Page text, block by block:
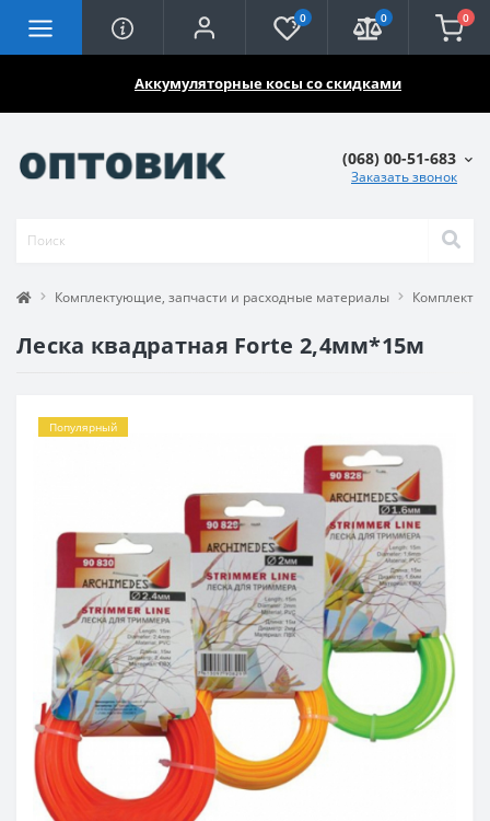
Аккумуляторные косы со скидками
0 0 0
(068) 00-51-683
Заказать звонок
Комплектующие, запчасти и расходные материалы
Леска квадратная Forte 2,4мм*15м
Популярный